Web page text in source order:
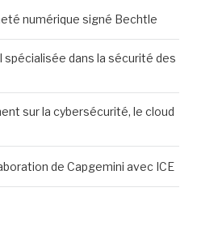
numérique signé Bechtle
spécialisée dans la sécurité des
sur la cybersécurité, le cloud
de Capgemini avec ICE